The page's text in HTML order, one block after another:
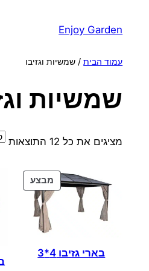
Enjoy Garden
עמוד הבית/ שמשיות וגזיבו
שמשיות
מציגים את כל ⁦12⁩ התוצאות
מבצעמוצרים
במבצע
בארי גזיבו 4*3